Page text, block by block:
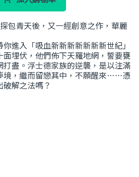
包青天後，又一經創意之作，華麗
進入「吸血新新新新新新新世紀」
面埋伏，他們佈下天羅地網，誓要甕
盡。浮士德家族的逆襲，是以注滿
境，繼而留戀其中，不願醒來……憑
解之法嗎？